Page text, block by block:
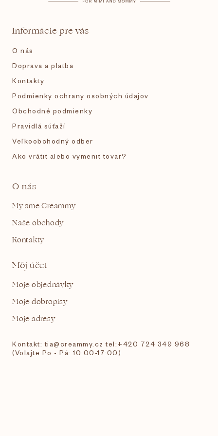
Informácie pre vás
O nás
Doprava a platba
Kontakty
Podmienky ochrany osobných údajov
Obchodné podmienky
Pravidlá súťaží
Veľkoobchodný odber
Ako vrátiť alebo vymeniť tovar?
O nás
My sme Creammy
Naše obchody
Kontakty
Môj účet
Moje objednávky
Moje dobropisy
Moje adresy
Kontakt: tia@creammy.cz tel:+420 724 349 968
(Volajte Po - Pá: 10:00-17:00)